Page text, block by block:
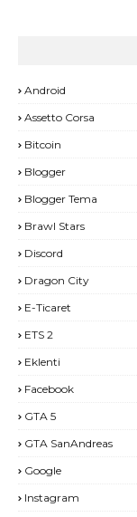
Android
Assetto Corsa
Bitcoin
Blogger
Blogger Tema
Brawl Stars
Discord
Dragon City
E-Ticaret
ETS 2
Eklenti
Facebook
GTA 5
GTA SanAndreas
Google
Instagram